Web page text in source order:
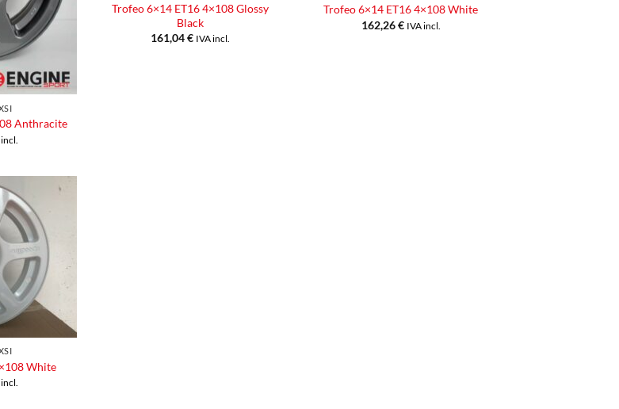
Anthracite
Trofeo 6×14 ET16 4×108 Glossy
Black
161,04€ IVA incl.
Trofeo 6×14 ET16 4×108 White
162,26€ IVA incl.
Aggiungi
alla lista
dei
desideri
White